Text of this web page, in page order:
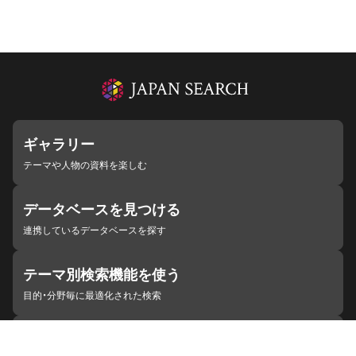
ギャラリー
テーマや人物の資料を楽しむ
データベースを見つける
連携しているデータベースを探す
テーマ別検索機能を使う
目的・分野毎に最適化された検索